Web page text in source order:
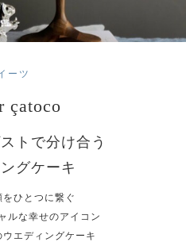
ーツ
çatoco
トで分け合う
グケーキ
ひとつに繋ぐ
ルな幸せのアイコン
エディングケーキ